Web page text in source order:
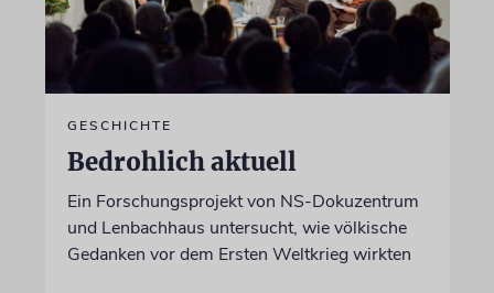
GESCHICHTE
Bedrohlich aktuell
Ein Forschungsprojekt von NS-Dokuzentrum
und Lenbachhaus untersucht, wie völkische
Gedanken vor dem Ersten Weltkrieg wirkten